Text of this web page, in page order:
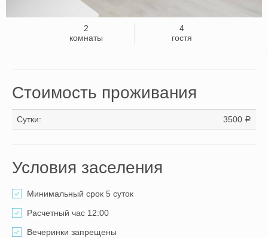
2
комнаты
4
гостя
Стоимость проживания
Сутки: 3500 a
Условия заселения
Минимальный срок 5 суток
Расчетный час 12:00
Вечеринки запрещены